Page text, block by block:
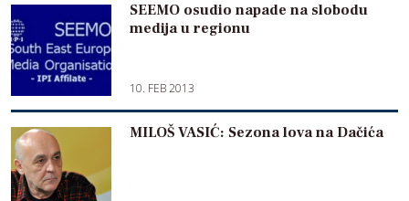
SEEMO osudio napade na slobodu
medija u regionu
10. FEB 2013
MILOŠ VASIĆ: Sezona lova na Dačića